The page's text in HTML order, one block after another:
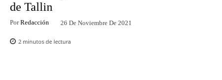
de Tallin
Por Redacción 26 De Noviembre De 2021
2 minutos de lectura